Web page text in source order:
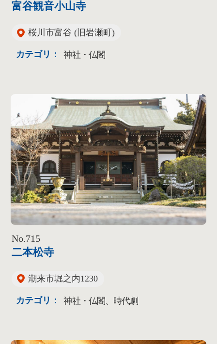
富谷観音小山寺
桜川市富谷 (旧岩瀬町)
カテゴリ： 神社・仏閣
No.715
二本松寺
潮来市堀之内1230
カテゴリ： 神社・仏閣、時代劇